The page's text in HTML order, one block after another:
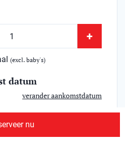
+
(excl. baby's)
datum
verander aankomstdatum
nu